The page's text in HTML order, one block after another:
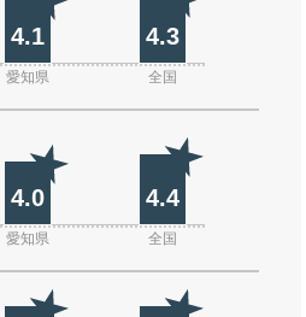
4.1 4.3
愛知県 全国
4.0 4.4
愛知県 全国